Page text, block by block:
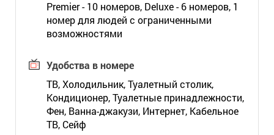
Premier - 10 номеров, Deluxe - 6 номеров, 1
номер для людей с ограниченными
возможностями
Удобства в номере
ТВ, Холодильник, Туалетный столик,
Кондиционер, Туалетные принадлежности,
Фен, Ванна-джакузи, Интернет, Кабельное
ТВ, Сейф